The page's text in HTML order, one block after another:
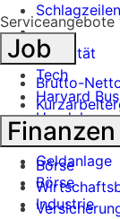
Schlagzeilen
Mobilität
Tech
Harvard
Handel
Banken
Geldanlage
Börse
Industrie
Job
Brutto-
Finanzen
Börse